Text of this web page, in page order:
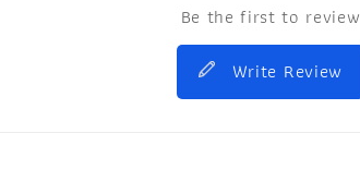
Be the first to review
Write Review